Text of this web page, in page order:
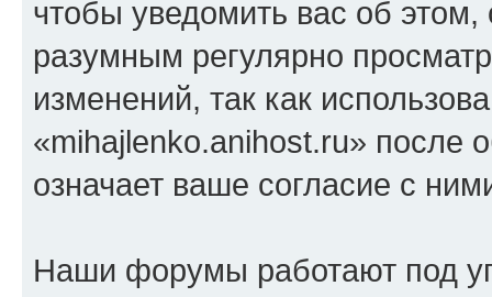
чтобы уведомить вас об
разумным регулярно
изменений, так как
«mihajlenko.anihost.ru» после
означает ваше согласие с
Наши форумы работают под